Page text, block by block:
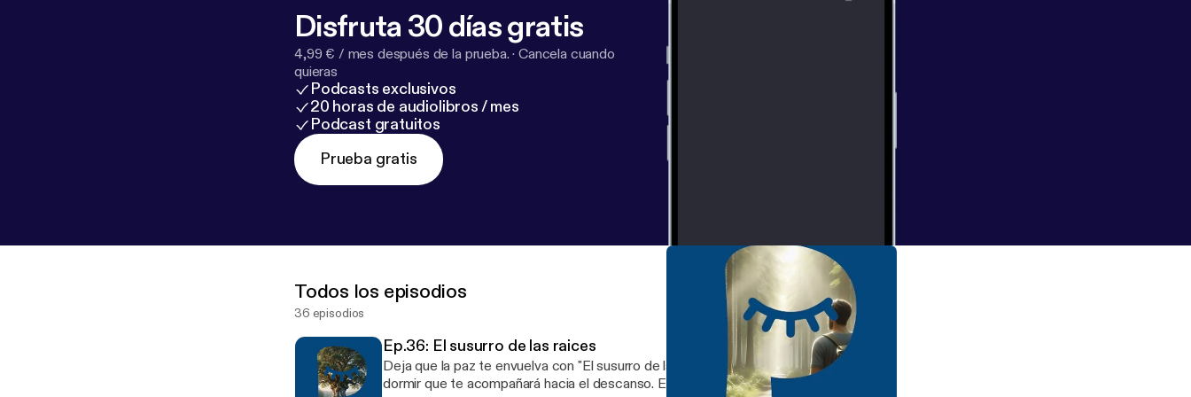
Disfruta 30 días gratis
4,99 € / mes después de la prueba. ·Cancela cuando
quieras
Podcasts exclusivos
20 horas de audiolibros / mes
Podcast gratuitos
Prueba gratis
Todos los episodios
36 episodios
Ep.36: El susurro de las raices
Deja que la paz te envuelva con "El susurro de las raíces", una hermosa historia para
dormir que te acompañará hacia el descanso. En este suave relato nocturno,